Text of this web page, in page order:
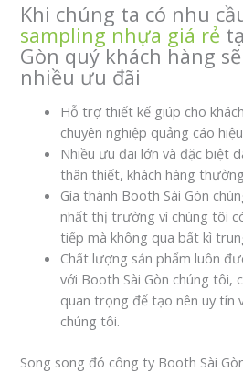
Khi chúng ta có nhu
sampling nhựa giá rẻ
Gòn quý khách hàng
nhiều ưu đãi
Hỗ trợ thiết kế giúp cho
chuyên nghiệp quảng cáo
Nhiều ưu đãi lớn và đặc biệt
thân thiết, khách hàng
Gía thành Booth Sài Gòn
nhất thị trường vì chúng tôi
tiếp mà không qua bất kì
Chất lượng sản phẩm luôn
với Booth Sài Gòn chúng tôi,
quan trọng để tạo nên uy tín
chúng tôi.
Song song đó công ty Booth Sài